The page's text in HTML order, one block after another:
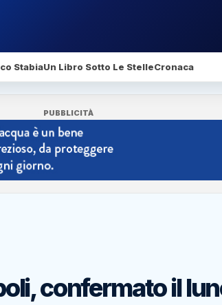
StabiaUn Libro Sotto Le StelleCronaca
PUBBLICITÀ
confermato il